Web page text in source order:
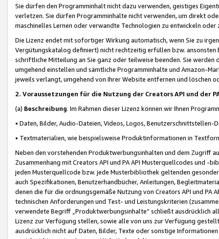
Sie dürfen den Programminhalt nicht dazu verwenden, geistiges
verletzen. Sie dürfen Programminhalte nicht verwenden, um direkt
maschinelles Lernen oder verwandte Technologien zu entwickeln
Die Lizenz endet mit sofortiger Wirkung automatisch, wenn Sie zu
Vergütungskatalog definiert) nicht rechtzeitig erfüllen bzw. ansonsten
schriftliche Mitteilung an Sie ganz oder teilweise beenden. Sie werden
umgehend einstellen und sämtliche Programminhalte und Amazon-
jeweils verlangt, umgehend von Ihrer Website entfernen und löschen
2. Voraussetzungen für die Nutzung der Creators API und der
(a) Beschreibung. Im Rahmen dieser Lizenz können wir Ihnen
• Daten, Bilder, Audio-Dateien, Videos, Logos, Benutzerschnittstellen-
• Textmaterialien, wie beispielsweise Produktinformationen in
Neben den vorstehenden Produktwerbungsinhalten und dem Zugriff
Zusammenhang mit Creators API und PA API Musterquellcodes und
jeden Musterquellcode bzw. jede Musterbibliothek geltenden
auch Spezifikationen, Benutzerhandbücher, Anleitungen,
denen die für die ordnungsgemäße Nutzung von Creators API und PA
technischen Anforderungen und Test- und Leistungskriterien
verwendete Begriff „Produktwerbungsinhalte“ schließt ausdrücklich
Lizenz zur Verfügung stellen, sowie alle von uns zur Verfügung
ausdrücklich nicht auf Daten, Bilder, Texte oder sonstige